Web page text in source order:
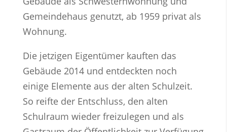
Gemeindehaus genutzt, ab 1959 privat als
Wohnung.
Die jetzigen Eigentümer kauften das
Gebäude 2014 und entdeckten noch
einige Elemente aus der alten Schulzeit.
So reifte der Entschluss, den alten
Schulraum wieder freizulegen und als